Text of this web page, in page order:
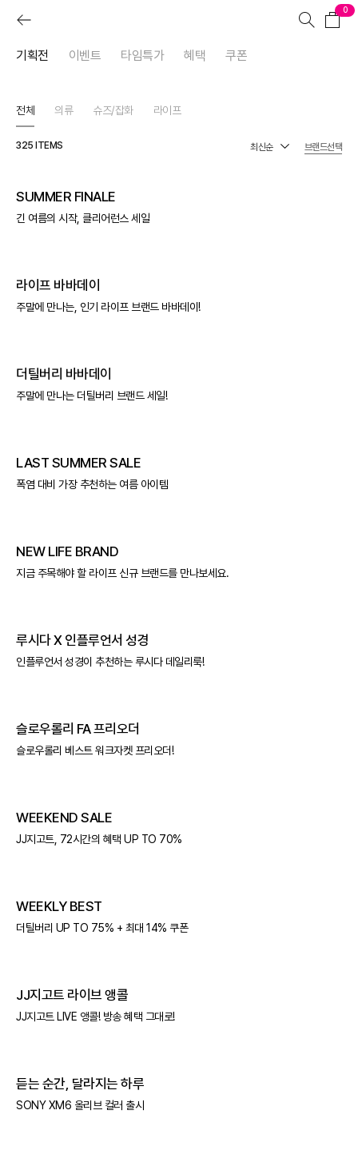
0
기획전 이벤트 타임특가 혜택 쿠폰
전체 의류 슈즈/잡화 라이프
325 ITEMS 브랜드선택
SUMMER FINALE
긴 여름의 시작, 클리어런스 세일
라이프 바바데이
주말에 만나는, 인기 라이프 브랜드 바바데이!
더틸버리 바바데이
주말에 만나는 더틸버리 브랜드 세일!
LAST SUMMER SALE
폭염 대비 가장 추천하는 여름 아이템
NEW LIFE BRAND
지금 주목해야 할 라이프 신규 브랜드를 만나보세요.
루시다 X 인플루언서 성경
인플루언서 성경이 추천하는 루시다 데일리룩!
슬로우롤리 FA 프리오더
슬로우롤리 베스트 워크자켓 프리오더!
WEEKEND SALE
JJ지고트, 72시간의 혜택 UP TO 70%
WEEKLY BEST
더틸버리 UP TO 75% + 최대 14% 쿠폰
JJ지고트 라이브 앵콜
JJ지고트 LIVE 앵콜! 방송 혜택 그대로!
듣는 순간, 달라지는 하루
SONY XM6 올리브 컬러 출시